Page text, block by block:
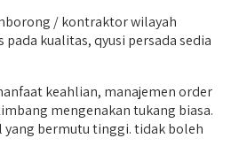
/ kontraktor wilayah
kualitas, qyusi persada sedia
keahlian, manajemen order
mengenakan tukang biasa.
yang bermutu tinggi. tidak boleh